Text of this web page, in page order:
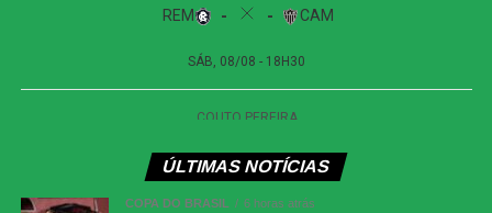
ÚLTIMAS NOTÍCIAS
COPA DO BRASIL 6 horas atrás